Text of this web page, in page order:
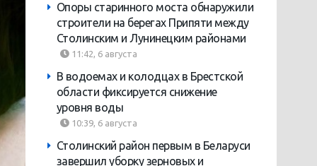
Опоры старинного моста обнаружили
строители на берегах Припяти между
Столинским и Лунинецким районами
11:42, 6 августа
В водоемах и колодцах в Брестской
области фиксируется снижение
уровня воды
10:39, 6 августа
Столинский район первым в Беларуси
завершил уборку зерновых и